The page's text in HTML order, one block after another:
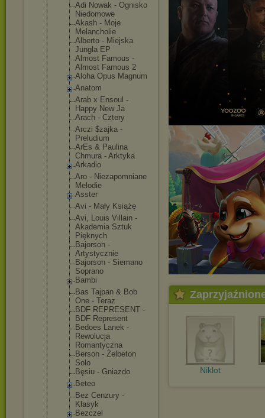
Adi Nowak - Ognisko
Niedomowe
Akash - Moje
Melancholie
Alberto - Miejska
Jungla EP
Almost Famous -
Almost Famous 2
Aloha Opus Magnum
Anatom
Arab x Ensoul -
Happy New Ja
Arach - Cztery
Arczi $zajka -
Preludium
ArEs & Paulina
Chmura - Arktyka
Arkadio
Aro - Niezapomniane
Melodie
Asster
Avi - Mały Książę
Avi, Louis Villain -
Akademia Sztuk
Pięknych
Bajorson -
Artystycznie
Bajorson - Siemano
Soprano
Bambi
Bas Tajpan & Bob
One - Teraz
BDF REPRESENT -
BDF Represent
Bedoes Lanek -
Rewolucja
Romantyczna
Berson - Żelbeton
Solo
Bęsiu - Gniazdo
Beteo
Bez Cenzury -
Klasyk
Bezczel
Niklot